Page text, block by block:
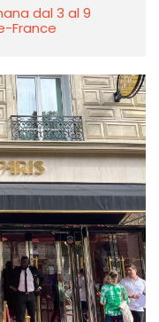
dal 3 al 9
France